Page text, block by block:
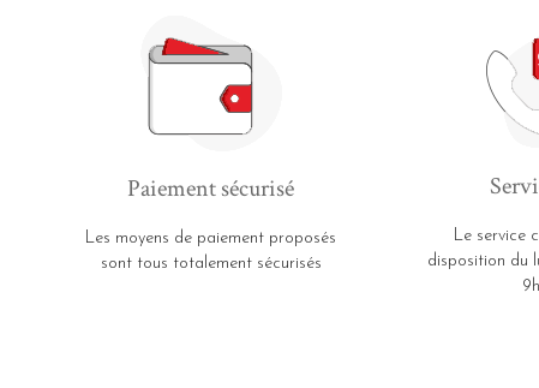
Paiement sécurisé
Les moyens de paiement proposés
sont tous totalement sécurisés
Le service
disposition du